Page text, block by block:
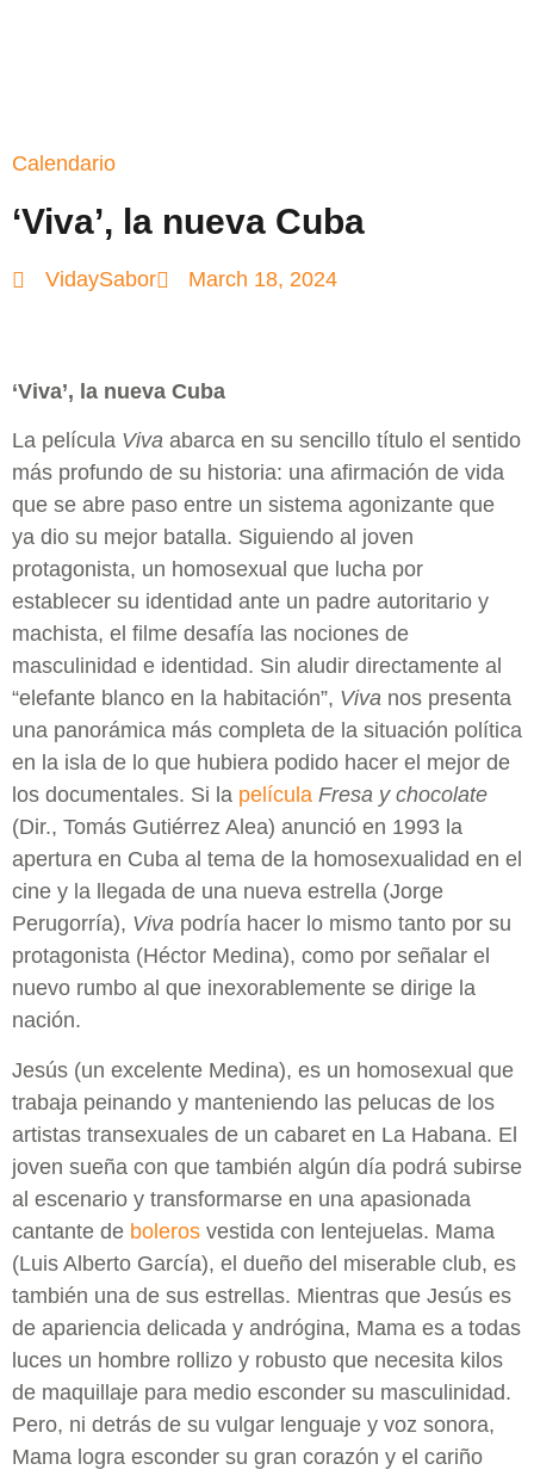
Calendario
‘Viva’, la nueva Cuba
VidaySabor March 18, 2024
‘Viva’, la nueva Cuba
La película Viva abarca en su sencillo título el sentido
más profundo de su historia: una afirmación de vida
que se abre paso entre un sistema agonizante que
ya dio su mejor batalla. Siguiendo al joven
protagonista, un homosexual que lucha por
establecer su identidad ante un padre autoritario y
machista, el filme desafía las nociones de
masculinidad e identidad. Sin aludir directamente al
“elefante blanco en la habitación”, Viva nos presenta
una panorámica más completa de la situación política
en la isla de lo que hubiera podido hacer el mejor de
los documentales. Si la película Fresa y chocolate
(Dir., Tomás Gutiérrez Alea) anunció en 1993 la
apertura en Cuba al tema de la homosexualidad en el
cine y la llegada de una nueva estrella (Jorge
Perugorría), Viva podría hacer lo mismo tanto por su
protagonista (Héctor Medina), como por señalar el
nuevo rumbo al que inexorablemente se dirige la
nación.
Jesús (un excelente Medina), es un homosexual que
trabaja peinando y manteniendo las pelucas de los
artistas transexuales de un cabaret en La Habana. El
joven sueña con que también algún día podrá subirse
al escenario y transformarse en una apasionada
cantante de boleros vestida con lentejuelas. Mama
(Luis Alberto García), el dueño del miserable club, es
también una de sus estrellas. Mientras que Jesús es
de apariencia delicada y andrógina, Mama es a todas
luces un hombre rollizo y robusto que necesita kilos
de maquillaje para medio esconder su masculinidad.
Pero, ni detrás de su vulgar lenguaje y voz sonora,
Mama logra esconder su gran corazón y el cariño